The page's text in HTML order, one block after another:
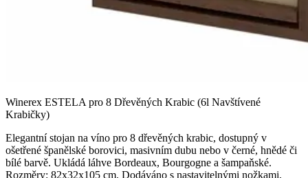
Winerex ESTELA pro 8 Dřevěných Krabic (6l Navštívené
Krabičky)
Elegantní stojan na víno pro 8 dřevěných krabic, dostupný v
ošetřené španělské borovici, masivním dubu nebo v černé, hnědé či
bílé barvě. Ukládá láhve Bordeaux, Bourgogne a šampaňské.
Rozměry: 82x32x105 cm. Dodáváno s nastavitelnými nožkami.